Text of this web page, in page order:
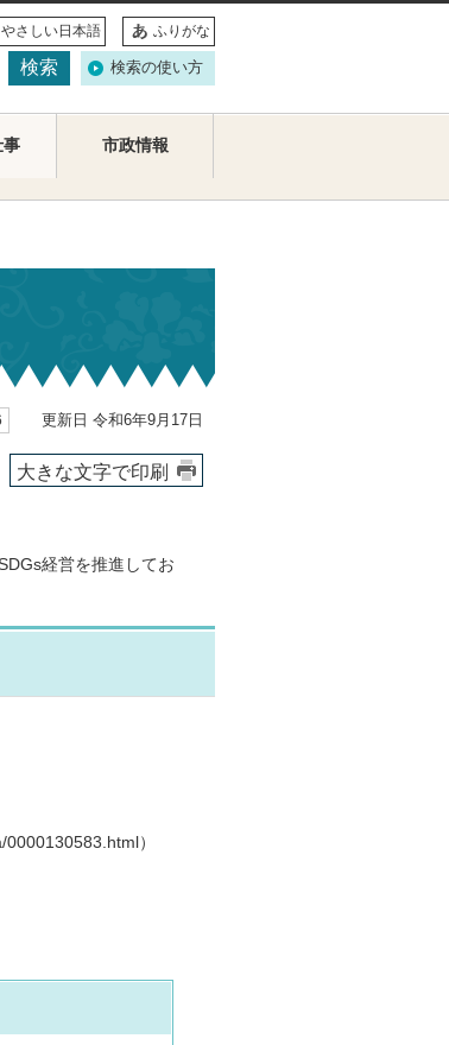
やさしい日本語 ふりがな
検索の使い方
事 市政情報
更新日 令和6年9月17日
大きな文字で印刷
経営を推進してお
）